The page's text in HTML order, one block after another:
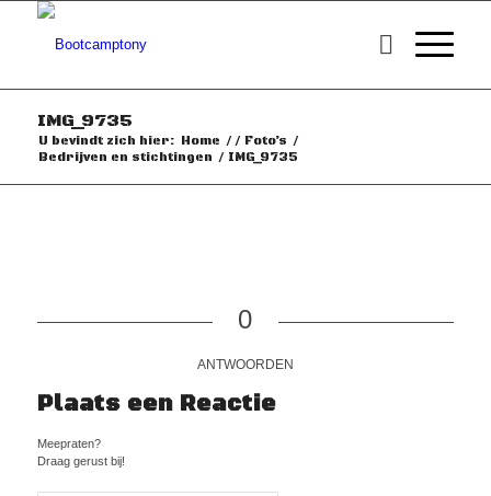
IMG_9735
U bevindt zich hier: Home / / Foto’s /
Bedrijven en stichtingen / IMG_9735
0
ANTWOORDEN
Plaats een Reactie
Meepraten?
Draag gerust bij!